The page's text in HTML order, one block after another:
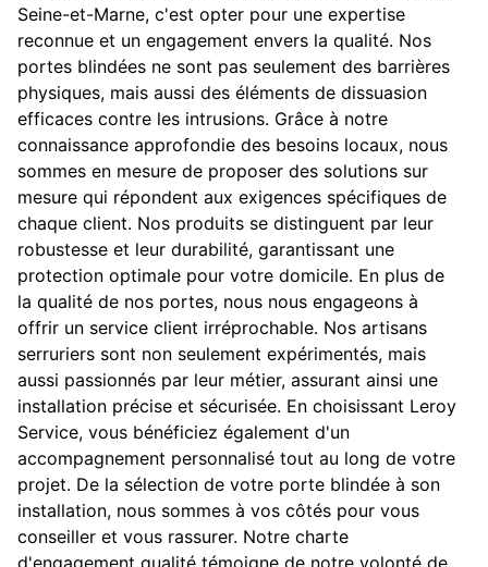
Seine-et-Marne, c'est opter pour une expertise
reconnue et un engagement envers la qualité. Nos
portes blindées ne sont pas seulement des barrières
physiques, mais aussi des éléments de dissuasion
efficaces contre les intrusions. Grâce à notre
connaissance approfondie des besoins locaux, nous
sommes en mesure de proposer des solutions sur
mesure qui répondent aux exigences spécifiques de
chaque client. Nos produits se distinguent par leur
robustesse et leur durabilité, garantissant une
protection optimale pour votre domicile. En plus de
la qualité de nos portes, nous nous engageons à
offrir un service client irréprochable. Nos artisans
serruriers sont non seulement expérimentés, mais
aussi passionnés par leur métier, assurant ainsi une
installation précise et sécurisée. En choisissant Leroy
Service, vous bénéficiez également d'un
accompagnement personnalisé tout au long de votre
projet. De la sélection de votre porte blindée à son
installation, nous sommes à vos côtés pour vous
conseiller et vous rassurer. Notre charte
d'engagement qualité témoigne de notre volonté de